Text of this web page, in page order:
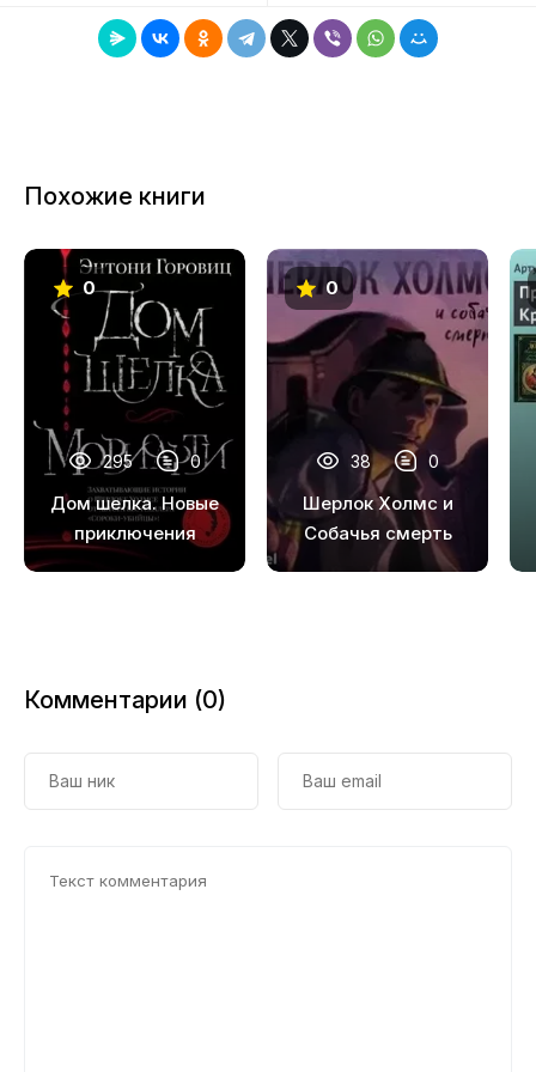
Похожие книги
0
295 0
Дом шелка. Новые
приключения
0
38 0
Шерлок Холмс и
Собачья смерть
Комментарии (0)